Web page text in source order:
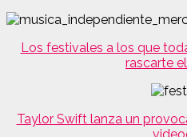
Los festivales a los que
rascarte
Taylor Swift lanza un